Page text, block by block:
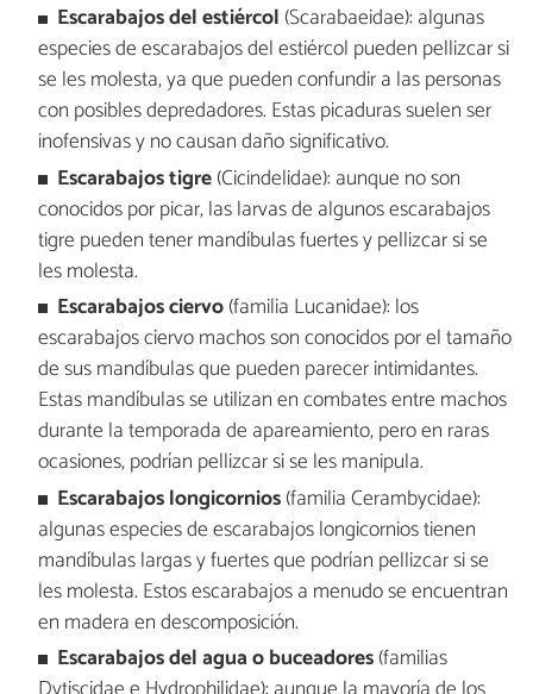
Escarabajos del estiércol (Scarabaeidae): algunas
especies de escarabajos del estiércol pueden pellizcar si
se les molesta, ya que pueden confundir a las personas
con posibles depredadores. Estas picaduras suelen ser
inofensivas y no causan daño significativo.
Escarabajos tigre(Cicindelidae): aunque no son
conocidos por picar, las larvas de algunos escarabajos
tigre pueden tener mandíbulas fuertes y pellizcar si se
les molesta.
Escarabajos ciervo(familia Lucanidae): los
escarabajos ciervo machos son conocidos por el tamaño
de sus mandíbulas que pueden parecer intimidantes.
Estas mandíbulas se utilizan en combates entre machos
durante la temporada de apareamiento, pero en raras
ocasiones, podrían pellizcar si se les manipula.
Escarabajos longicornios(familia Cerambycidae):
algunas especies de escarabajos longicornios tienen
mandíbulas largas y fuertes que podrían pellizcar si se
les molesta. Estos escarabajos a menudo se encuentran
en madera en descomposición.
Escarabajos del agua o buceadores(familias